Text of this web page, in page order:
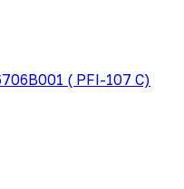
( PFI-107 C)